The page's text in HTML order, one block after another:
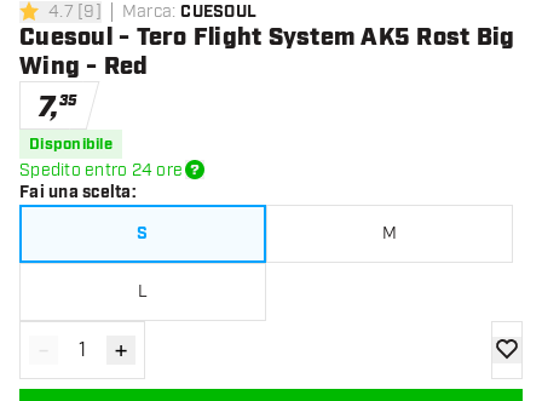
4.7 stelle di valutazione
4.7 [9] Marca: CUESOUL
Cuesoul - Tero Flight System AK5 Rost Big
Wing - Red
7,35
Disponibile
Spedito entro 24 ore
Fai una scelta:
S
M
L
Diminuisci quantità
- Aumenta quantità
+